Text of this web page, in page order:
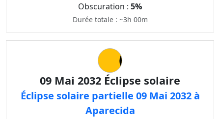
Obscuration : 5%
Durée totale : ~3h 00m
09 Mai 2032 Éclipse solaire
Éclipse solaire partielle 09 Mai 2032 à
Aparecida